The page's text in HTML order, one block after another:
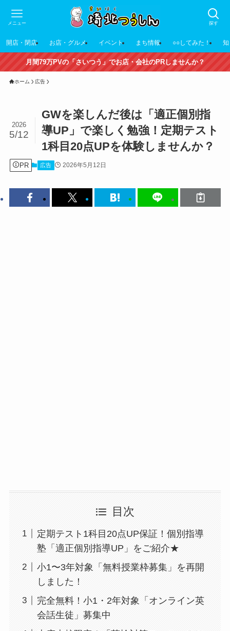
探す
メニュー
開店・閉店 お店・グルメ イベント まち情報 ○○してみた！
月間79万PVの「さいつう」でお店・会社のPRしませんか？
ホーム 広告
GWを楽しんだ後は「適正個別指
導UP」で楽しく勉強！定期テスト
1科目20点UPを体験しませんか？
2026
5/12
PR 広告 2026年5月12日
目次
定期テスト1科目20点UP保証！個別指導
塾「適正個別指導UP」をご紹介★
小1〜3年対象「無料授業枠募集」を再開
しました！
完全無料！小1・2年対象「オンライン英
会話生徒」募集中